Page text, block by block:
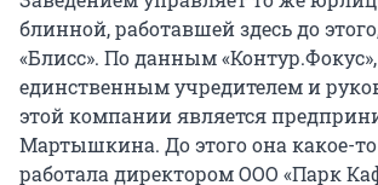
блинной, работавшей здесь до
«Блисс». По данным «Контур.Фокус»,
единственным учредителем и
этой компании является
Мартышкина. До этого она какое-
работала директором ООО «Парк